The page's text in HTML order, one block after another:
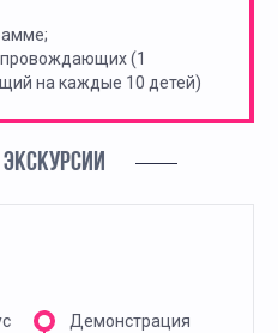
(1
на каждые 10 детей)
Демонстрация